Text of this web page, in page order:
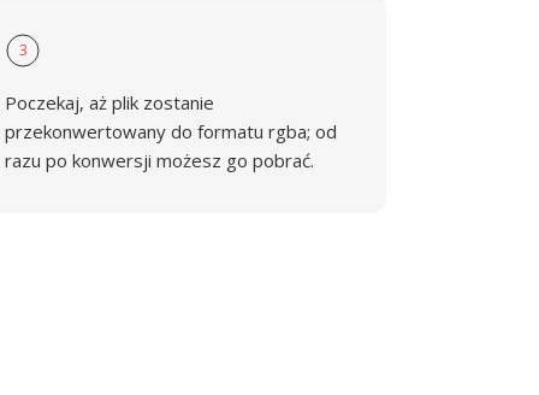
3
Poczekaj, aż plik zostanie
przekonwertowany do formatu rgba; od
razu po konwersji możesz go pobrać.